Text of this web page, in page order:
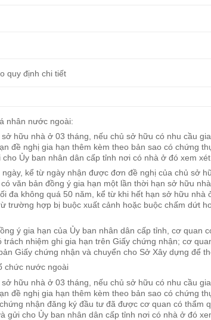
quy định chi tiết
nhân nước ngoài:
hữu nhà ở 03 tháng, nếu chủ sở hữu có nhu cầu
đề nghị gia hạn thêm kèm theo bản sao có chứng
Ủy ban nhân dân cấp tỉnh nơi có nhà ở đó xem
kể từ ngày nhận được đơn đề nghị của chủ sở
văn bản đồng ý gia hạn một lần thời hạn sở hữu
đa không quá 50 năm, kể từ khi hết hạn sở hữu nhà
trường hợp bị buộc xuất cảnh hoặc buộc chấm dứt
ý gia hạn của Ủy ban nhân dân cấp tỉnh, cơ quan
trách nhiệm ghi gia hạn trên Giấy chứng nhận; cơ
Giấy chứng nhận và chuyển cho Sở Xây dựng để
chức nước ngoài
hữu nhà ở 03 tháng, nếu chủ sở hữu có nhu cầu
đề nghị gia hạn thêm kèm theo bản sao có chứng
nhận đăng ký đầu tư đã được cơ quan có thẩm
gửi cho Ủy ban nhân dân cấp tỉnh nơi có nhà ở đó